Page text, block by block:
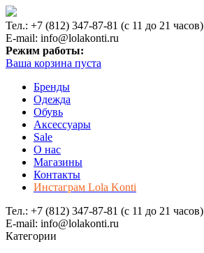
Тел.: +7 (812) 347-87-81 (с 11 до 21 часов)
E-mail: info@lolakonti.ru
Режим работы:
Ваша корзина пуста
Бренды
Одежда
Обувь
Аксессуары
Sale
О нас
Магазины
Контакты
Инстаграм Lola Konti
Тел.: +7 (812) 347-87-81 (с 11 до 21 часов)
E-mail: info@lolakonti.ru
Категории